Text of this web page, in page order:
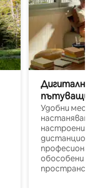
Дигитални
пътуващи
Удобни
настаняване
настроени и
обособени